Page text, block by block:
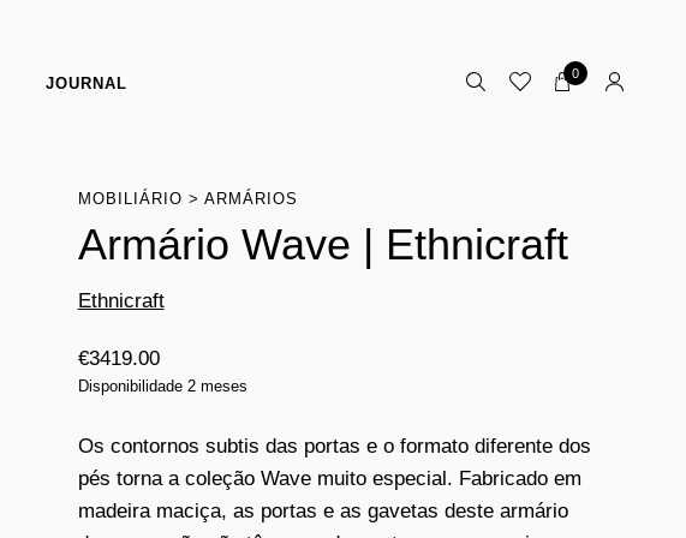
JOURNAL
0
MOBILIÁRIO ARMÁRIOS
Armário Wave | Ethnicraft
Ethnicraft
€3419.00
Disponibilidade 2 meses
Os contornos subtis das portas e o formato diferente dos
pés torna a coleção Wave muito especial. Fabricado em
madeira maciça, as portas e as gavetas deste armário